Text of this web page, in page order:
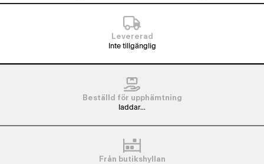
Levererad
Inte tillgänglig
Beställd för upphämtning
laddar...
Från butikshyllan